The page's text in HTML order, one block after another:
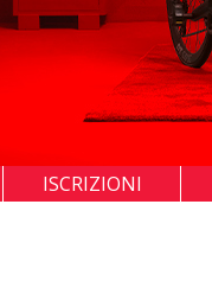
ISCRIZIONI